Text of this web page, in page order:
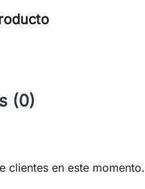
(0)
clientes en este momento.